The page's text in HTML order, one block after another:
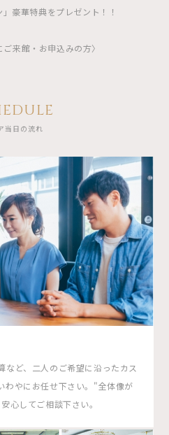
」豪華特典をプレゼント！！
来館・お申込みの方〉
当日の流れ
など、二人のご希望に沿ったカス
わやにお任せ下さい。"全体像が
心してご相談下さい。